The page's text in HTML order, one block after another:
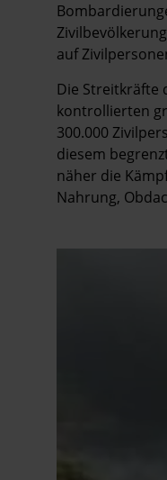
auf
Die Streitkräfte
kontrollierten
300.000
diesem
näher die
Nahrung,